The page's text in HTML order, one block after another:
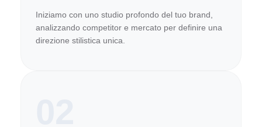
Iniziamo con uno studio profondo del tuo brand,
analizzando competitor e mercato per definire una
direzione stilistica unica.